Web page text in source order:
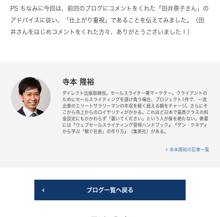
PS ちなみに今回は、前回のブログにコメントをくれた「田井景子さん」の
アドバイスに従い、「仕上がり重視」であることを伝えてみました。（田
井さんをはじめコメントをくれた方々、ありがとうございました！）
寺本 隆裕
ダイレクト出版取締役。セールスライター兼マーケター。クライアントの
ためにセールスライティングを請け負う場合、プロジェクト1件で、一流
企業のエリートサラリーマンの年収を軽く超える額をチャージ。さらにそ
こから売上からのロイヤリティがかかる。これほど日本で最高クラスの料
金設定にもかかわらず「書いてください」という人が後を絶たない。著書
には『ウェブセールスライティング習得ハンドブック』『ダン・ケネディ
から学ぶ「稼ぐ社長」の作り方』（集英社）がある。
寺本隆裕の記事一覧
ブログ一覧へ戻る